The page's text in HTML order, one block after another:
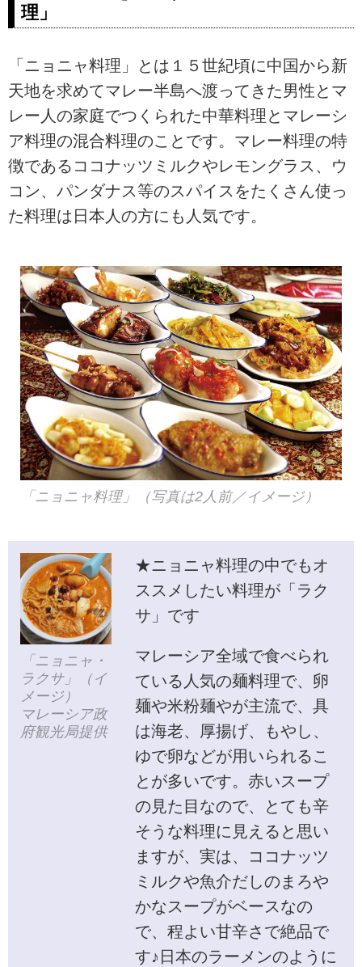
理」
「ニョニャ料理」とは１５世紀頃に中国から新
天地を求めてマレー半島へ渡ってきた男性とマ
レー人の家庭でつくられた中華料理とマレーシ
ア料理の混合料理のことです。マレー料理の特
徴であるココナッツミルクやレモングラス、ウ
コン、パンダナス等のスパイスをたくさん使っ
た料理は日本人の方にも人気です。
「ニョニャ料理」（写真は2人前／イメージ）
「ニョニャ・
ラクサ」（イ
メージ）
マレーシア政
府観光局提供
★ニョニャ料理の中でもオ
ススメしたい料理が「ラク
サ」です
マレーシア全域で食べられ
ている人気の麺料理で、卵
麺や米粉麺やが主流で、具
は海老、厚揚げ、もやし、
ゆで卵などが用いられるこ
とが多いです。赤いスープ
の見た目なので、とても辛
そうな料理に見えると思い
ますが、実は、ココナッツ
ミルクや魚介だしのまろや
かなスープがベースなの
で、程よい甘辛さで絶品で
す♪日本のラーメンのように